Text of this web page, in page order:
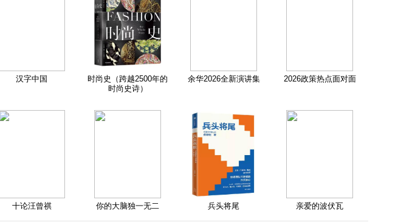
汉字中国
时尚史（跨越2500年的
时尚史诗）
余华2026全新演讲集 2026政策热点面对面
十论汪曾祺 你的大脑独一无二 兵头将尾 亲爱的波伏瓦